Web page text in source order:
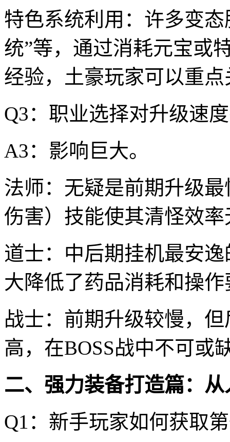
特色系统利用：许多变
统”等，通过消耗元宝或
经验，土豪玩家可以重点
Q3：职业选择对升级速
A3：影响巨大。
法师：无疑是前期升级
伤害）技能使其清怪效
道士：中后期挂机最安
大降低了药品消耗和操
战士：前期升级较慢，
高，在BOSS战中不可或
二、强力装备打造篇：
Q1：新手玩家如何获取